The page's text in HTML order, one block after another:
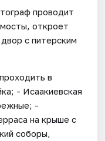
проводит
откроет
с питерским
в
- Исаакиевская
-
на крыше с
соборы,